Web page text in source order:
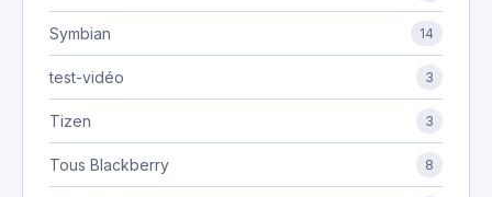
Symbian 14
test-vidéo 3
Tizen 3
Tous Blackberry 8